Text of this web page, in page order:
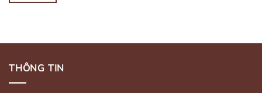
THÔNG TIN